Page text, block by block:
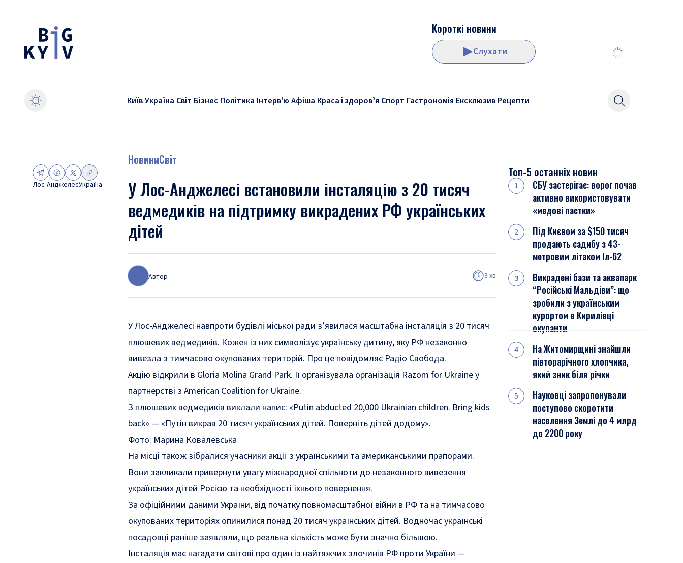
Короткі новини
Слухати
КиївУкраїна Світ Бізнес Політика Інтерв'ю Афіша Краса і здоровʼя Спорт Гастрономія Ексклюзив Рецепти
Лос-АнджелесУкраїна
НовиниСвіт
У Лос-Анджелесі встановили інсталяцію з 20 тисяч
ведмедиків на підтримку викрадених РФ українських
дітей
Автор 3 хв
У Лос-Анджелесі навпроти будівлі міської ради з’явилася масштабна інсталяція з 20 тисяч
плюшевих ведмедиків. Кожен із них символізує українську дитину, яку РФ незаконно
вивезла з тимчасово окупованих територій. Про це повідомляє Радіо Свобода.
Акцію відкрили в Gloria Molina Grand Park. Її організувала організація Razom for Ukraine у
партнерстві з American Coalition for Ukraine.
З плюшевих ведмедиків виклали напис: «Putin abducted 20,000 Ukrainian children. Bring kids
back» — «Путін викрав 20 тисяч українських дітей. Поверніть дітей додому».
Фото: Марина Ковалевська
На місці також зібралися учасники акції з українськими та американськими прапорами.
Вони закликали привернути увагу міжнародної спільноти до незаконного вивезення
українських дітей Росією та необхідності їхнього повернення.
За офіційними даними України, від початку повномасштабної війни в РФ та на тимчасово
окупованих територіях опинилися понад 20 тисяч українських дітей. Водночас українські
посадовці раніше заявляли, що реальна кількість може бути значно більшою.
Інсталяція має нагадати світові про один із найтяжчих злочинів РФ проти України —
Топ-5 останніх новин
СБУ застерігає: ворог почав
активно використовувати
«медові пастки»
Під Києвом за $150 тисяч
продають садибу з 43-
метровим літаком Іл-62
Викрадені бази та аквапарк
“Російські Мальдіви”: що
зробили з українським
курортом в Кирилівці
окупанти
На Житомирщині знайшли
півторарічного хлопчика,
який зник біля річки
Науковці запропонували
поступово скоротити
населення Землі до 4 млрд
до 2200 року